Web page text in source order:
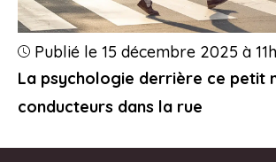
La psychologie derrière ce petit
conducteurs dans la rue
Publié le 15 décembre 2025 à